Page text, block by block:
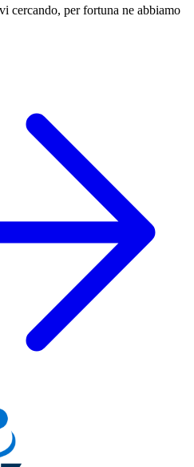
cercando, per fortuna ne abbiamo